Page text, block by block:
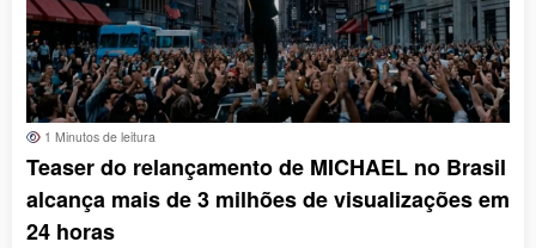
1 Minutos de leitura
Teaser do relançamento de MICHAEL no Brasil
alcança mais de 3 milhões de visualizações em
24 horas